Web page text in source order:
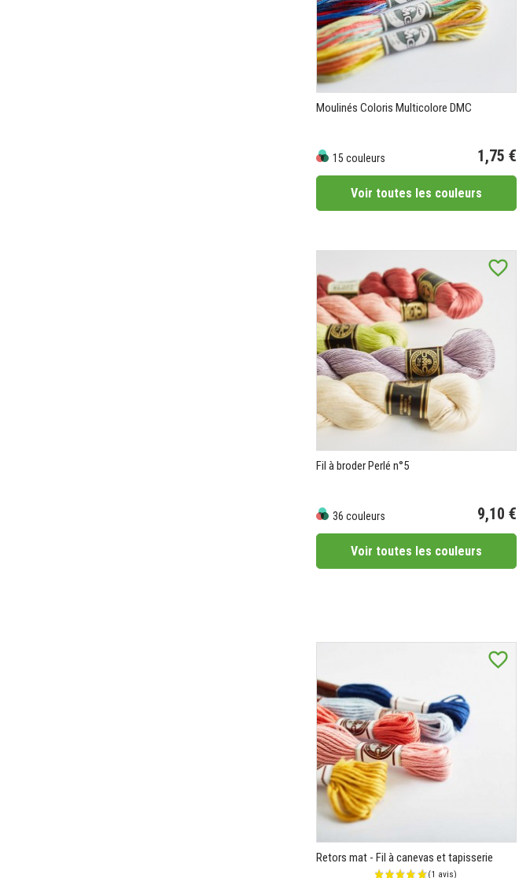
Moulinés Coloris Multicolore DMC
15 couleurs 1,75 €
Voir toutes les couleurs
favorite_border
Fil à broder Perlé n°5
36 couleurs 9,10 €
Voir toutes les couleurs
favorite_border
Retors mat - Fil à canevas et tapisserie